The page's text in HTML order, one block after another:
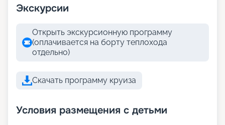
Экскурсии
Открыть экскурсионную программу
(оплачивается на борту теплохода
отдельно)
Скачать программу круиза
Условия размещения с детьми